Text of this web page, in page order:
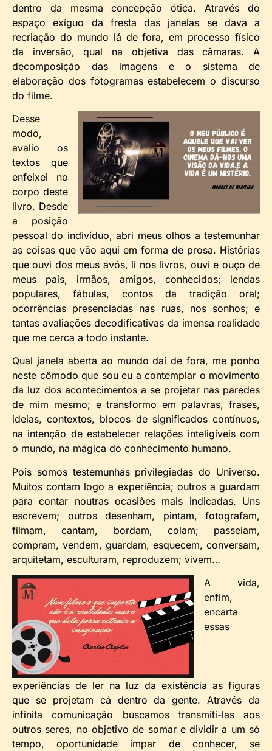
dentro da mesma concepção ótica. Através do
espaço exíguo da fresta das janelas se dava a
recriação do mundo lá de fora, em processo físico
da inversão, qual na objetiva das câmaras. A
decomposição das imagens e o sistema de
elaboração dos fotogramas estabelecem o discurso
do filme.
Desse
modo,
avalio os
textos que
enfeixei no
corpo deste
livro. Desde
a posição
pessoal do indivíduo, abri meus olhos a testemunhar
as coisas que vão aqui em forma de prosa. Histórias
que ouvi dos meus avós, li nos livros, ouvi e ouço de
meus pais, irmãos, amigos, conhecidos; lendas
populares, fábulas, contos da tradição oral;
ocorrências presenciadas nas ruas, nos sonhos; e
tantas avaliações decodificativas da imensa realidade
que me cerca a todo instante.
Qual janela aberta ao mundo daí de fora, me ponho
neste cômodo que sou eu a contemplar o movimento
da luz dos acontecimentos a se projetar nas paredes
de mim mesmo; e transformo em palavras, frases,
ideias, contextos, blocos de significados contínuos,
na intenção de estabelecer relações inteligíveis com
o mundo, na mágica do conhecimento humano.
Pois somos testemunhas privilegiadas do Universo.
Muitos contam logo a experiência; outros a guardam
para contar noutras ocasiões mais indicadas. Uns
escrevem; outros desenham, pintam, fotografam,
filmam, cantam, bordam, colam; passeiam,
compram, vendem, guardam, esquecem, conversam,
arquitetam, esculturam, reproduzem; vivem…
A vida,
enfim,
encarta
essas
experiências de ler na luz da existência as figuras
que se projetam cá dentro da gente. Através da
infinita comunicação buscamos transmiti-las aos
outros seres, no objetivo de somar e dividir a um só
tempo, oportunidade ímpar de conhecer, se